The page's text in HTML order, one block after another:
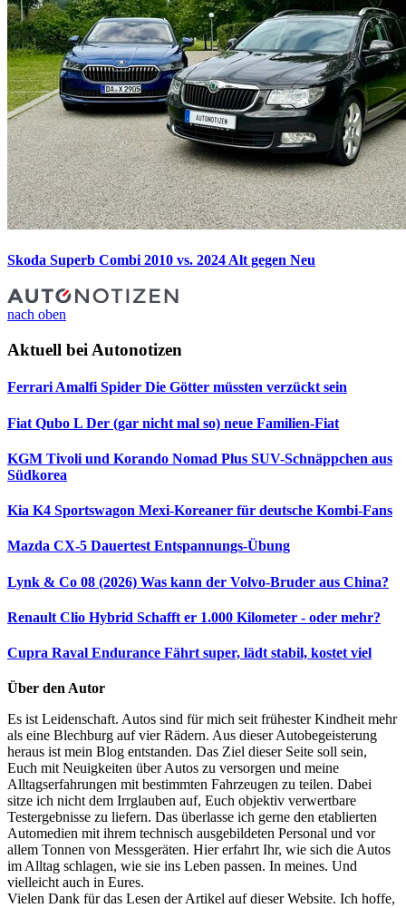
Skoda Superb Combi 2010 vs. 2024 Alt gegen Neu
nach oben
Aktuell bei Autonotizen
Ferrari Amalfi Spider Die Götter müssten verzückt sein
Fiat Qubo L Der (gar nicht mal so) neue Familien-Fiat
KGM Tivoli und Korando Nomad Plus SUV-Schnäppchen aus
Südkorea
Kia K4 Sportswagon Mexi-Koreaner für deutsche Kombi-Fans
Mazda CX-5 Dauertest Entspannungs-Übung
Lynk & Co 08 (2026) Was kann der Volvo-Bruder aus China?
Renault Clio Hybrid Schafft er 1.000 Kilometer - oder mehr?
Cupra Raval Endurance Fährt super, lädt stabil, kostet viel
Über den Autor
Es ist Leidenschaft. Autos sind für mich seit frühester Kindheit mehr
als eine Blechburg auf vier Rädern. Aus dieser Autobegeisterung
heraus ist mein Blog entstanden. Das Ziel dieser Seite soll sein,
Euch mit Neuigkeiten über Autos zu versorgen und meine
Alltagserfahrungen mit bestimmten Fahrzeugen zu teilen. Dabei
sitze ich nicht dem Irrglauben auf, Euch objektiv verwertbare
Testergebnisse zu liefern. Das überlasse ich gerne den etablierten
Automedien mit ihrem technisch ausgebildeten Personal und vor
allem Tonnen von Messgeräten. Hier erfahrt Ihr, wie sich die Autos
im Alltag schlagen, wie sie ins Leben passen. In meines. Und
vielleicht auch in Eures.
Vielen Dank für das Lesen der Artikel auf dieser Website. Ich hoffe,